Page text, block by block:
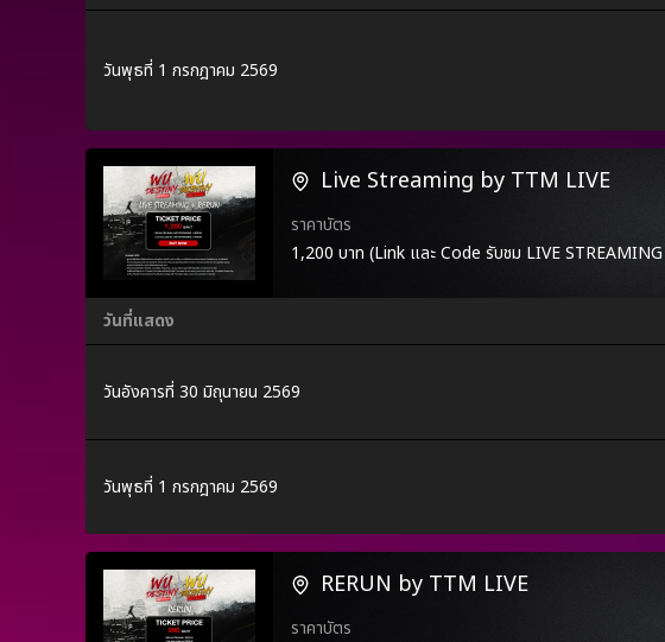
วันพุธที่ 1 กรกฎาคม 2569
Live Streaming by TTM LIVE
ราคาบัตร
1,200 บาท (Link และ Code รับชม LIVE
วันที่แสดง
วันอังคารที่ 30 มิถุนายน 2569
วันพุธที่ 1 กรกฎาคม 2569
RERUN by TTM LIVE
ราคาบัตร